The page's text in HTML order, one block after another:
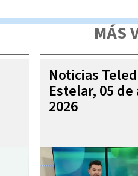
MÁS
Noticias
Estelar, 05
2026